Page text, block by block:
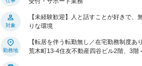
対象
【未経験歓迎】人と話すことが好きで、
りな環境
勤務地
【転居を伴う転勤無し／在宅勤務制度
荒木町13‐4住友不動産四谷ビル2階、3階